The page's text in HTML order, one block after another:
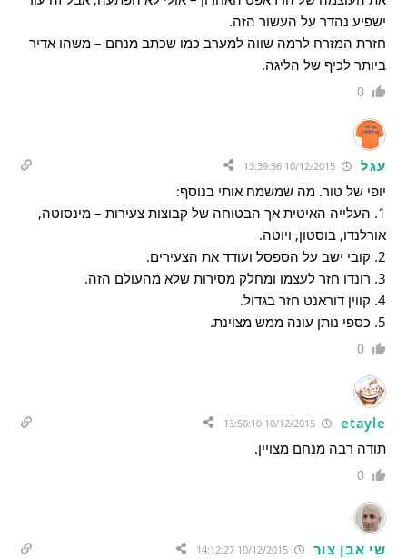
ישפיע נהדר על העשור הזה.
חזרת המזרח לרמה שווה למערב כמו שכתב מנחם – משהו אדיר
ביותר לכיף של הליגה.
0
עגל
יופי של טור. מה שמשמח אותי בנוסף:
1. העלייה האיטית אך הבטוחה של קבוצות צעירות – מינסוטה,
אורלנדו, בוסטון, ויוטה.
2. קובי ישב על הספסל ועודד את הצעירים.
3. רונדו חזר לעצמו ומחלק מסירות שלא מהעולם הזה.
4. קווין דוראנט חזר בגדול.
5. כספי נותן עונה ממש מצוינת.
0
etayle
תודה רבה מנחם מצויין.
0
שי אבן צור 10/12/2015 14:12:27